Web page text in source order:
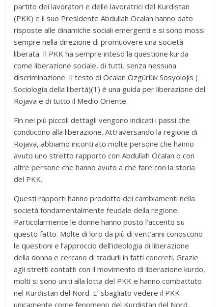
partito dei lavoratori e delle lavoratrici del Kurdistan
(PKK) e il suo Presidente Abdullah Öcalan hanno dato
risposte alle dinamiche sociali emergenti e si sono mossi
sempre nella direzione di promuovere una società
liberata. Il PKK ha sempre inteso la questione kurda
come liberazione sociale, di tutti, senza nessuna
discriminazione. Il testo di Öcalan Özgürlük Sosyolojis (
Sociologia della libertà)(1) è una guida per liberazione del
Rojava e di tutto il Medio Oriente.
Fin nei più piccoli dettagli vengono indicati i passi che
conducono alla liberazione. Attraversando la regione di
Rojava, abbiamo incontrato molte persone che hanno
avuto uno stretto rapporto con Abdullah Öcalan o con
altre persone che hanno avuto a che fare con la storia
del PKK.
Questi rapporti hanno prodotto dei cambiamenti nella
società fondamentalmente feudale della regione.
Particolarmente le donne hanno posto l’accento su
questo fatto. Molte di loro da più di vent’anni conoscono
le questioni e l’approccio dell’ideologia di liberazione
della donna e cercano di tradurli in fatti concreti. Grazie
agli stretti contatti con il movimento di liberazione kurdo,
molti si sono uniti alla lotta del PKK e hanno combattuto
nel Kurdistan del Nord. E’ sbagliato vedere il PKK
unicamente come fenomeno del Kurdistan del Nord.